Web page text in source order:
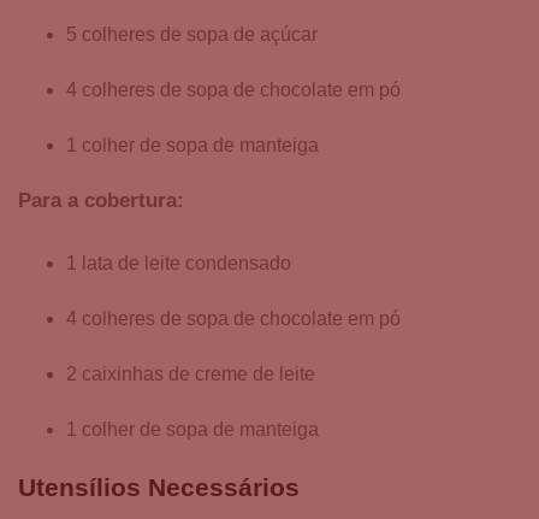
5 colheres de sopa de açúcar
4 colheres de sopa de chocolate em pó
1 colher de sopa de manteiga
Para a cobertura:
1 lata de leite condensado
4 colheres de sopa de chocolate em pó
2 caixinhas de creme de leite
1 colher de sopa de manteiga
Utensílios Necessários